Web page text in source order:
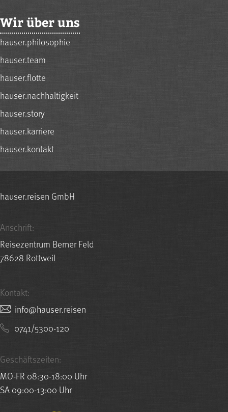
Wir über uns
hauser.philosophie
hauser.team
hauser.flotte
hauser.nachhaltigkeit
hauser.story
hauser.karriere
hauser.kontakt
hauser.reisen GmbH
Anschrift:
Reisezentrum Berner Feld
78628 Rottweil
Kontakt:
nesier.resuah@ofni
0741/5300-120
Geschäftszeiten:
MO-FR 08:30-18:00 Uhr
SA 09:00-13:00 Uhr